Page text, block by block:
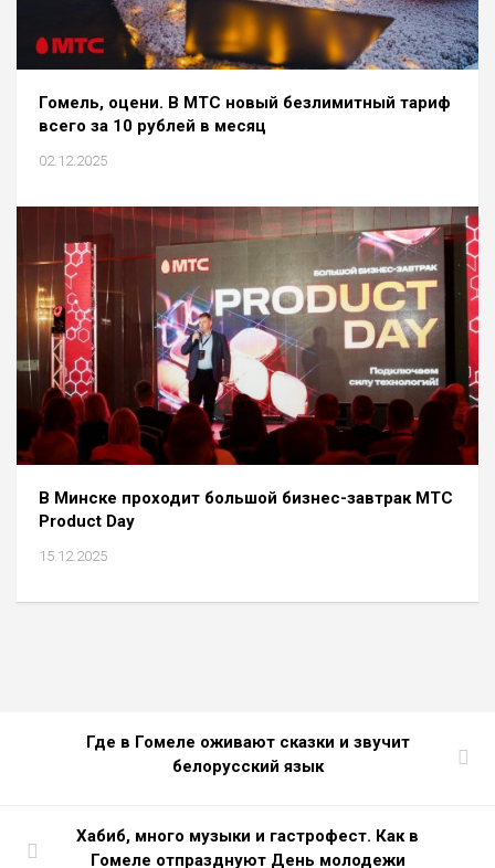
Гомель, оцени. В МТС новый безлимитный тариф
всего за 10 рублей в месяц
02.12.2025
В Минске проходит большой бизнес-завтрак МТС
Product Day
15.12.2025
Где в Гомеле оживают сказки и звучит
белорусский язык
Хабиб, много музыки и гастрофест. Как в
Гомеле отпразднуют День молодежи